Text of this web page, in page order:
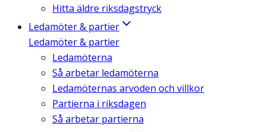
Hitta äldre riksdagstryck
Ledamöter & partier
Ledamöter & partier
Ledamöterna
Så arbetar ledamöterna
Ledamöternas arvoden och villkor
Partierna i riksdagen
Så arbetar partierna